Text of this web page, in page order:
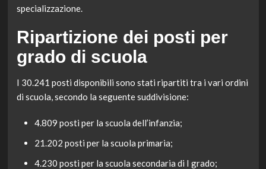
specializzazione.
Ripartizione dei posti per
grado di scuola
I 30.241 posti disponibili sono stati ripartiti tra i vari ordini
di scuola, secondo la seguente suddivisione:
4.809 posti per la scuola dell’infanzia;
21.202 posti per la scuola primaria;
4.230 posti per la scuola secondaria di I grado;